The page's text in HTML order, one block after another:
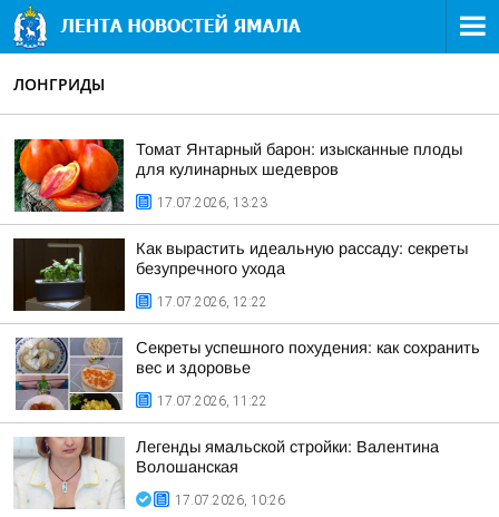
ЛОНГРИДЫ
Томат Янтарный барон: изысканные плоды
для кулинарных шедевров
17.07.2026, 13:23
Как вырастить идеальную рассаду: секреты
безупречного ухода
17.07.2026, 12:22
Секреты успешного похудения: как сохранить
вес и здоровье
17.07.2026, 11:22
Легенды ямальской стройки: Валентина
Волошанская
17.07.2026, 10:26